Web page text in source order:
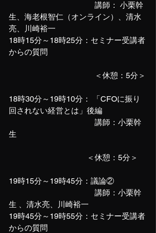
講師： 小栗幹
生、海老根智仁（オンライン）、清水
亮、川崎裕一
18時15分～18時25分：セミナー受講者
からの質問
＜休憩：5分＞
18時30分～19時10分： 「CFOに振り
回されない経営とは」後編
講師：小栗幹
生
＜休憩：5分＞
19時15分～19時45分：議論②
講師：小栗幹
生 、清水亮、川崎裕一
19時45分～19時55分：セミナー受講者
からの質問